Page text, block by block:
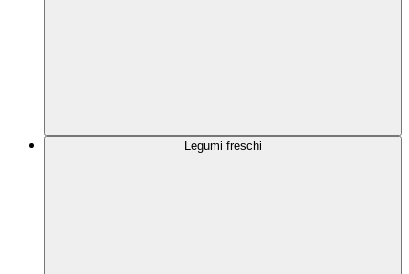
Legumi freschi